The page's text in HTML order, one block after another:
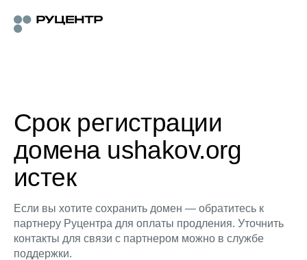
Срок регистрации
домена ushakov.org
истек
Если вы хотите сохранить домен — обратитесь к
партнеру Руцентра для оплаты продления. Уточнить
контакты для связи с партнером можно в службе
поддержки.